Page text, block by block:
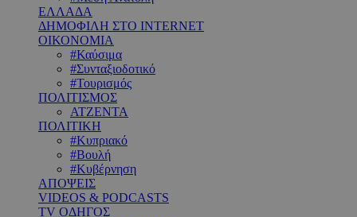
ΕΛΛΑΔΑ
ΔΗΜΟΦΙΛΗ ΣΤΟ INTERNET
ΟΙΚΟΝΟΜΙΑ
#Καύσιμα
#Συνταξιοδοτικό
#Τουρισμός
ΠΟΛΙΤΙΣΜΟΣ
ΑΤΖΕΝΤΑ
ΠΟΛΙΤΙΚΗ
#Κυπριακό
#Βουλή
#Κυβέρνηση
ΑΠΟΨΕΙΣ
VIDEOS & PODCASTS
TV ΟΔΗΓΟΣ